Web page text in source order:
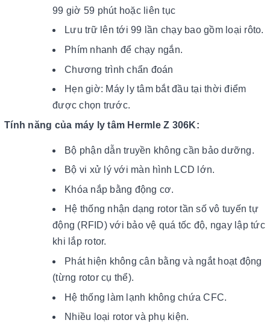
99 giờ 59 phút hoặc liên tục
Lưu trữ lên tới 99 lần chạy bao gồm loại rôto.
Phím nhanh để chạy ngắn.
Chương trình chẩn đoán
Hẹn giờ: Máy ly tâm bắt đầu tại thời điểm
được chọn trước.
Tính năng của máy ly tâm Hermle Z 306K:
Bộ phận dẫn truyền không cần bảo dưỡng.
Bộ vi xử lý với màn hình LCD lớn.
Khóa nắp bằng động cơ.
Hệ thống nhận dạng rotor tần số vô tuyến tự
động (RFID) với bảo vệ quá tốc độ, ngay lập tức
khi lắp rotor.
Phát hiện không cân bằng và ngắt hoạt động
(từng rotor cụ thể).
Hệ thống làm lạnh không chứa CFC.
Nhiều loại rotor và phụ kiện.